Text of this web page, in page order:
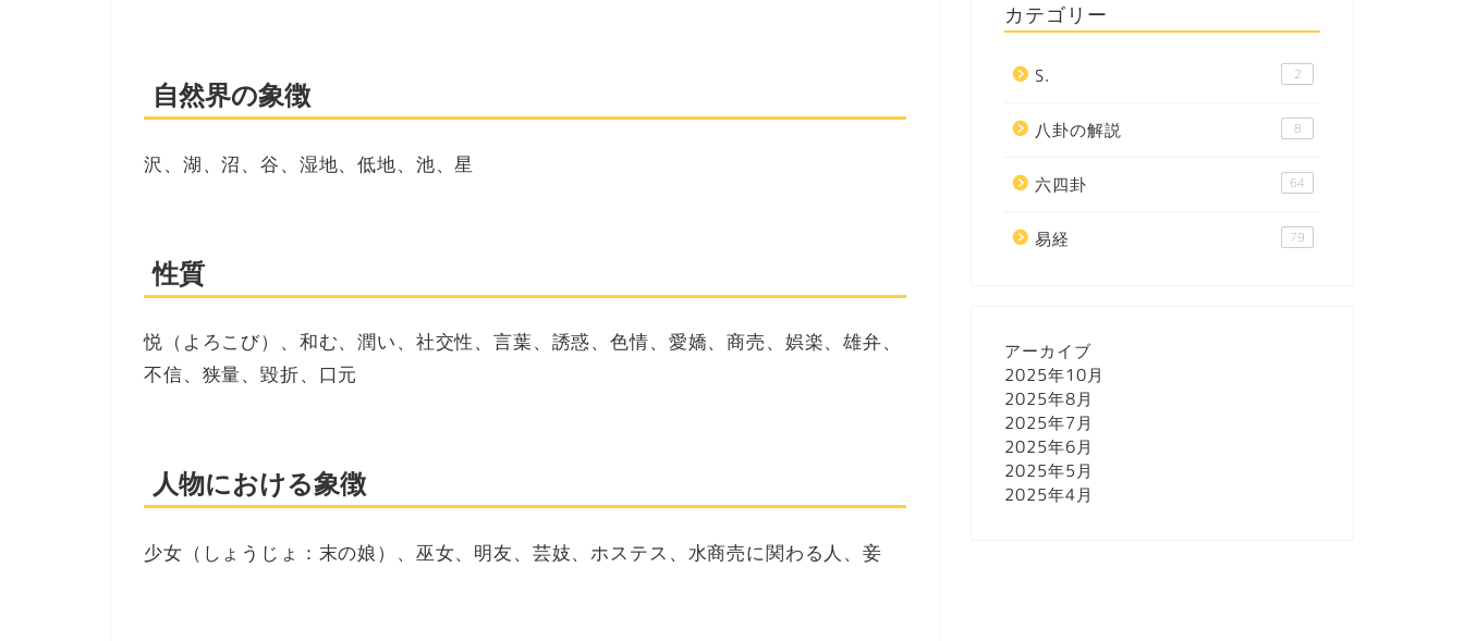
自然界の象徴
沢、湖、沼、谷、湿地、低地、池、星
性質
悦（よろこび）、和む、潤い、社交性、言葉、誘惑、色情、愛嬌、商売、娯楽、雄弁、
不信、狭量、毀折、口元
人物における象徴
少女（しょうじょ：末の娘）、巫女、明友、芸妓、ホステス、水商売に関わる人、妾
カテゴリー
S. 2
八卦の解説 8
六四卦 64
易経 79
アーカイブ
2025年10月
2025年8月
2025年7月
2025年6月
2025年5月
2025年4月